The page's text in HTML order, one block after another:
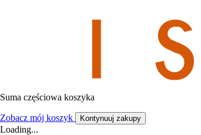
Suma częściowa koszyka
Zobacz mój koszyk Kontynuuj zakupy
Loading...